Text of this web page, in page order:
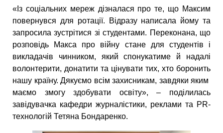
«Із соціальних мереж дізналася про те, що Максим
повернувся для ротації. Відразу написала йому та
запросила зустрітися зі студентами. Переконана, що
розповідь Макса про війну стане для студентів і
викладачів чинником, який спонукатиме й надалі
волонтерити, донатити та цінувати тих, хто боронить
нашу країну. Дякуємо всім захисникам, завдяки яким
маємо змогу здобувати освіту», – поділилась
завідувачка кафедри журналістики, реклами та PR-
технологій Тетяна Бондаренко.